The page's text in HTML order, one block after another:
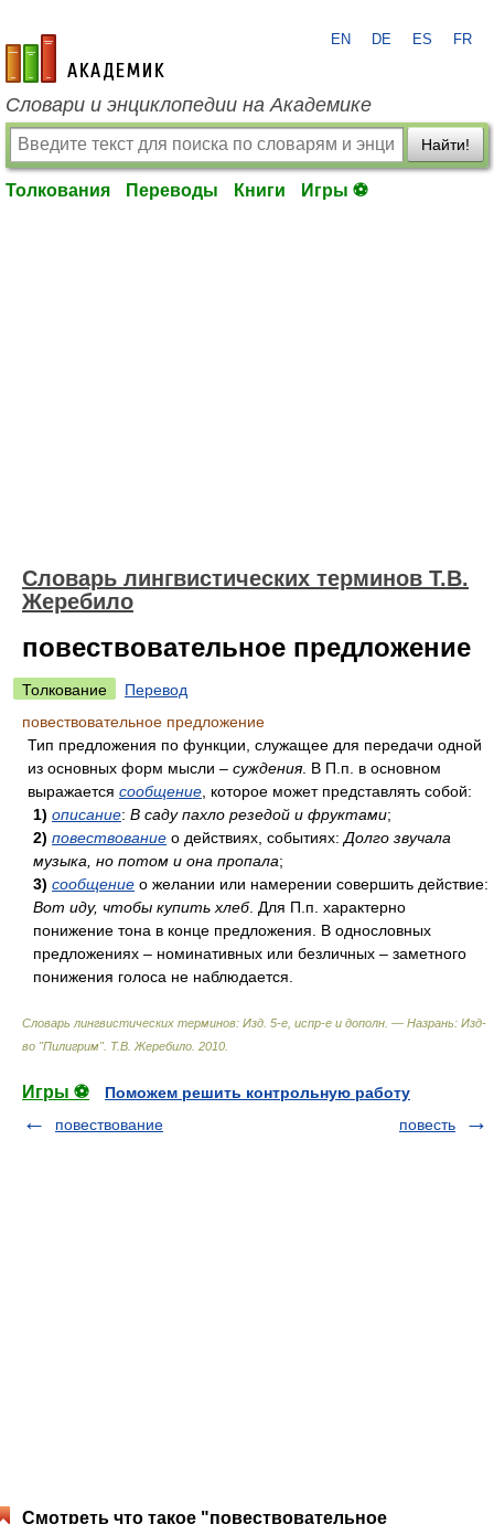
academic.ru
EN DE ES FR
Словари и энциклопедии на Академике
Найти!
Толкования Переводы Книги Игры ⚽
Словарь лингвистических терминов Т.В.
Жеребило
повествовательное предложение
Толкование
Перевод
повествовательное предложение
Тип предложения по функции, служащее для передачи одной
из основных форм мысли – суждения. В П.п. в основном
выражается сообщение , которое может представлять собой:
1) описание: В саду пахло резедой и фруктами;
2) повествование о действиях, событиях: Долго звучала
музыка, но потом и она пропала;
3) сообщение о желании или намерении совершить действие:
Вот иду, чтобы купить хлеб. Для П.п. характерно
понижение тона в конце предложения. В однословных
предложениях – номинативных или безличных – заметного
понижения голоса не наблюдается.
Словарь лингвистических терминов: Изд. 5-е, испр-е и дополн. — Назрань: Изд-
во "Пилигрим". Т.В. Жеребило 2010
Игры ⚽
Поможем решить контрольную работу
повествование
повесть
Смотреть что такое "повествовательное